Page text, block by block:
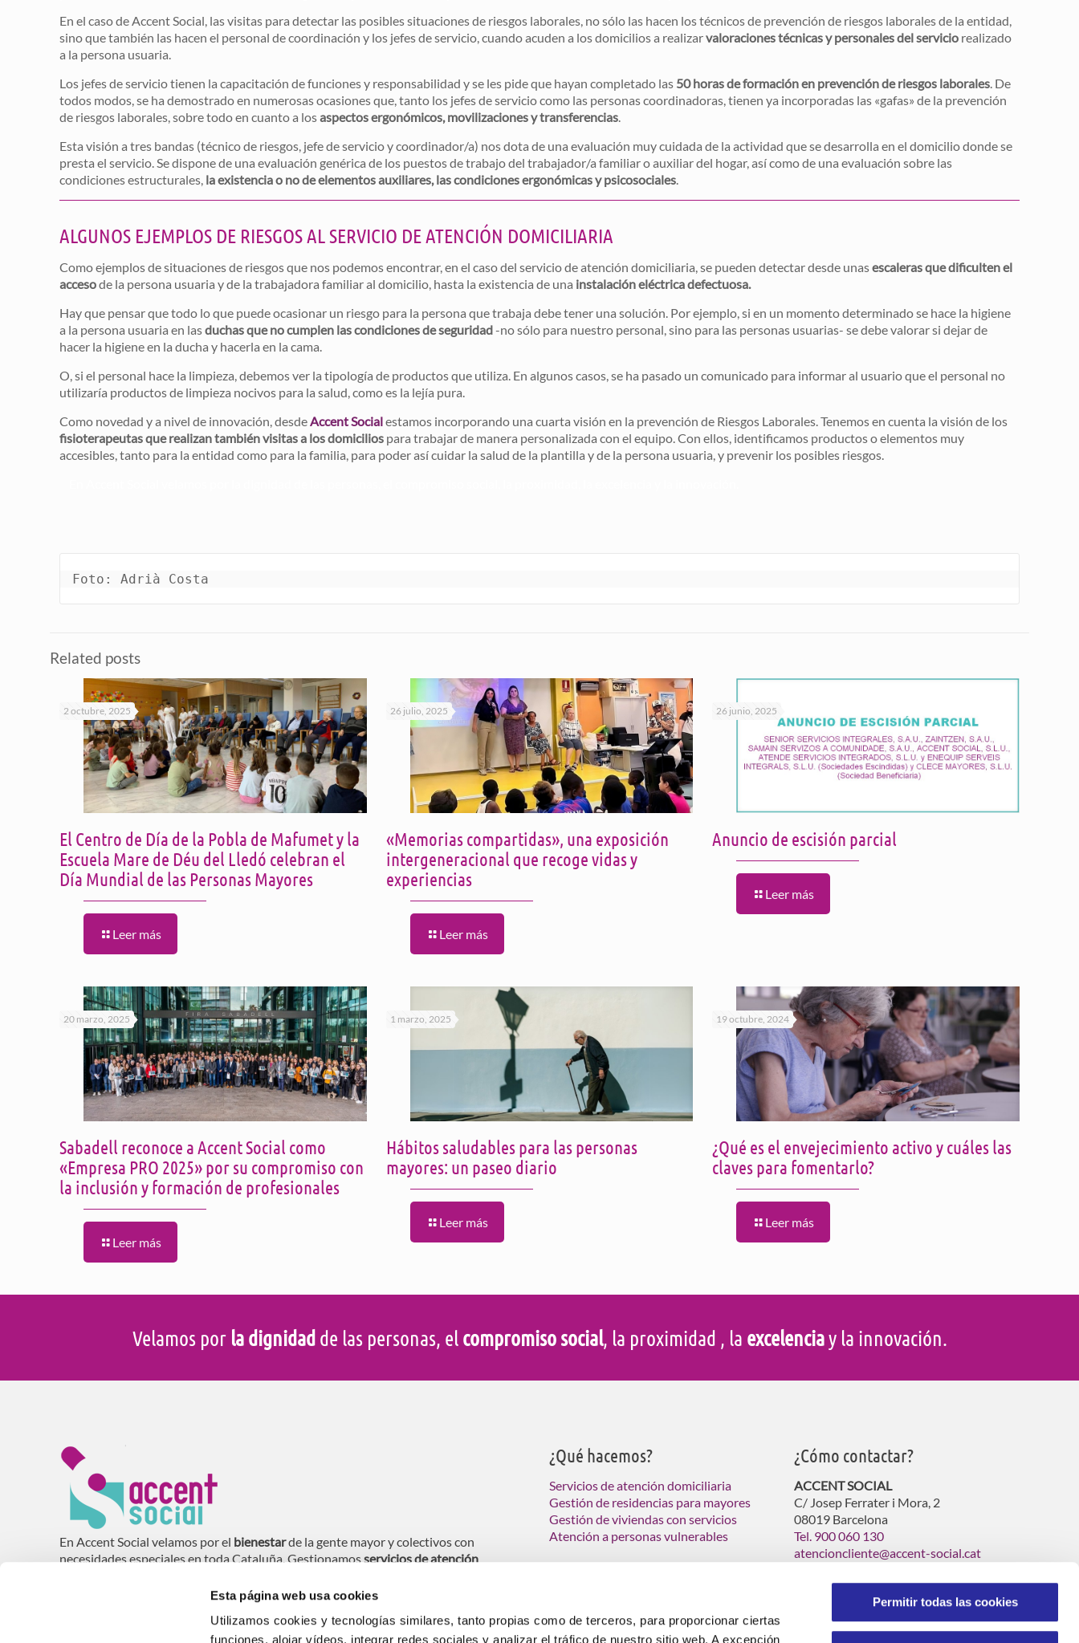
Esta página web usa cookies
Utilizamos cookies y tecnologías similares, tanto propias como de terceros, para proporcionar ciertas
funciones, alojar vídeos, integrar redes sociales y analizar el tráfico de nuestro sitio web. A excepción
Permitir todas las cookies
En el caso de Accent Social, las visitas para detectar las posibles situaciones de riesgos laborales, no sólo las hacen los técnicos de prevención de riesgos laborales de la entidad,
sino que también las hacen el personal de coordinación y los jefes de servicio, cuando acuden a los domicilios a realizarvaloraciones técnicas y personales del servicio realizado
a la persona usuaria.
Los jefes de servicio tienen la capacitación de funciones y responsabilidad y se les pide que hayan completado las 50 horas de formación en prevención de riesgos laborales. De
todos modos, se ha demostrado en numerosas ocasiones que, tanto los jefes de servicio como las personas coordinadoras, tienen ya incorporadas las «gafas» de la prevención
de riesgos laborales, sobre todo en cuanto a losaspectos ergonómicos, movilizaciones y transferencias.
Esta visión a tres bandas (técnico de riesgos, jefe de servicio y coordinador/a) nos dota de una evaluación muy cuidada de la actividad que se desarrolla en el domicilio donde se
presta el servicio. Se dispone de una evaluación genérica de los puestos de trabajo del trabajador/a familiar o auxiliar del hogar, así como de una evaluación sobre las
condiciones estructurales, la existencia o no de elementos auxiliares, las condiciones ergonómicas y psicosociales.
ALGUNOS EJEMPLOS DE RIESGOS AL SERVICIO DE ATENCIÓN DOMICILIARIA
Como ejemplos de situaciones de riesgos que nos podemos encontrar, en el caso del servicio de atención domiciliaria, se pueden detectar desde unasescaleras que dificulten el
accesode la persona usuaria y de la trabajadora familiar al domicilio, hasta la existencia de una instalación eléctrica defectuosa.
Hay que pensar que todo lo que puede ocasionar un riesgo para la persona que trabaja debe tener una solución. Por ejemplo, si en un momento determinado se hace la higiene
a la persona usuaria en lasduchas que no cumplen las condiciones de seguridad-no sólo para nuestro personal, sino para las personas usuarias- se debe valorar si dejar de
hacer la higiene en la ducha y hacerla en la cama.
O, si el personal hace la limpieza, debemos ver la tipología de productos que utiliza. En algunos casos, se ha pasado un comunicado para informar al usuario que el personal no
utilizaría productos de limpieza nocivos para la salud, como es la lejía pura.
Como novedad y a nivel de innovación, desdeAccent Socialestamos incorporando una cuarta visión en la prevención de Riesgos Laborales. Tenemos en cuenta la visión de los
fisioterapeutas que realizan también visitas a los domicilios para trabajar de manera personalizada con el equipo. Con ellos, identificamos productos o elementos muy
accesibles, tanto para la entidad como para la familia, para poder así cuidar la salud de la plantilla y de la persona usuaria, y prevenir los posibles riesgos.
Foto: Adrià Costa
Related posts
2 octubre, 2025
El Centro de Día de la Pobla de Mafumet y la
Escuela Mare de Déu del Lledó celebran el
Día Mundial de las Personas Mayores
Leer más
26 julio, 2025
«Memorias compartidas», una exposición
intergeneracional que recoge vidas y
experiencias
Leer más
26 junio, 2025
Anuncio de escisión parcial
Leer más
20 marzo, 2025
Sabadell reconoce a Accent Social como
«Empresa PRO 2025» por su compromiso con
la inclusión y formación de profesionales
Leer más
1 marzo, 2025
Hábitos saludables para las personas
mayores: un paseo diario
Leer más
19 octubre, 2024
¿Qué es el envejecimiento activo y cuáles las
claves para fomentarlo?
Leer más
Velamos por la dignidadde las personas, el compromiso social, la proximidad , la excelenciay la innovación.
En Accent Social velamos por el bienestarde la gente mayor y colectivos con
necesidades especiales en toda Cataluña. Gestionamosservicios de atención
¿Qué hacemos?
Servicios de atención domiciliaria
Gestión de residencias para mayores
Gestión de viviendas con servicios
Atención a personas vulnerables
¿Cómo contactar?
ACCENT SOCIAL
C/ Josep Ferrater i Mora, 2
08019 Barcelona
Tel. 900 060 130
atencioncliente@accent-social.cat